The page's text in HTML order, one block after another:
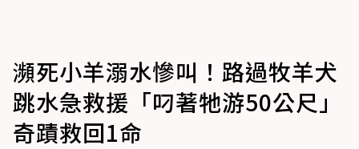
瀕死小羊溺水慘叫！路過牧羊犬
跳水急救援「叼著牠游50公尺」
奇蹟救回1命